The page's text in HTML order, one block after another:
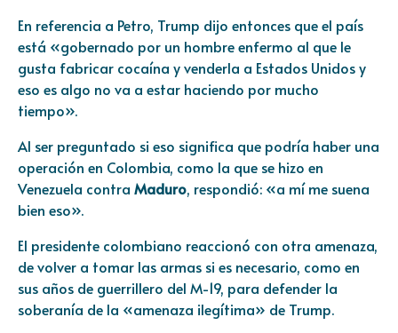
En referencia a Petro, Trump dijo entonces que el país
está «gobernado por un hombre enfermo al que le
gusta fabricar cocaína y venderla a Estados Unidos y
eso es algo no va a estar haciendo por mucho
tiempo».
Al ser preguntado si eso significa que podría haber una
operación en Colombia, como la que se hizo en
Venezuela contra Maduro, respondió: «a mí me suena
bien eso».
El presidente colombiano reaccionó con otra amenaza,
de volver a tomar las armas si es necesario, como en
sus años de guerrillero del M-19, para defender la
soberanía de la «amenaza ilegítima» de Trump.